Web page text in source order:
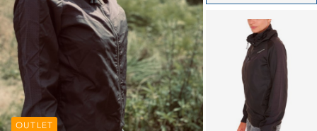
OUTLET OUTLET
OUTLET